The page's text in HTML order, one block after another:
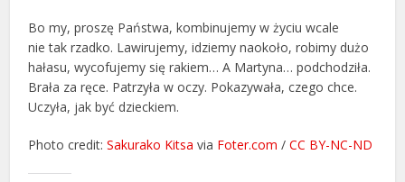
Bo my, proszę Państwa, kombinujemy w życiu wcale
nie tak rzadko. Lawirujemy, idziemy naokoło, robimy dużo
hałasu, wycofujemy się rakiem… A Martyna… podchodziła.
Brała za ręce. Patrzyła w oczy. Pokazywała, czego chce.
Uczyła, jak być dzieckiem.
Photo credit:Sakurako Kitsa via Foter.com /CC BY-NC-ND